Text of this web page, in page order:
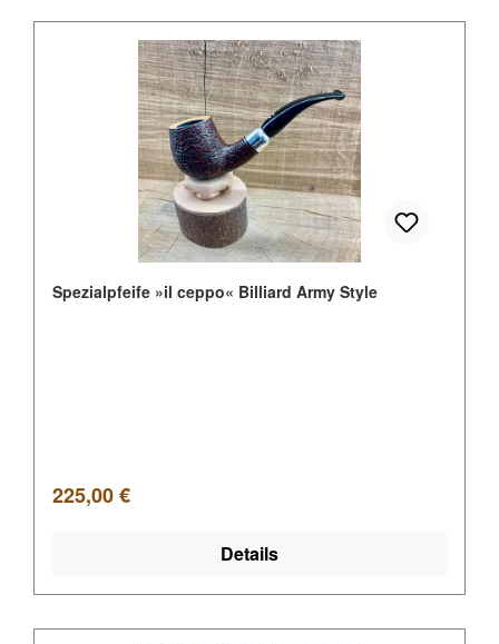
Spezialpfeife »il ceppo« Billiard Army Style
Regulärer Preis:
225,00 €
Details